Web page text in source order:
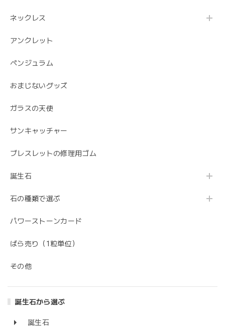
ネックレス
アンクレット
ペンジュラム
おまじないグッズ
ガラスの天使
サンキャッチャー
ブレスレットの修理用ゴム
誕生石
石の種類で選ぶ
パワーストーンカード
ばら売り（1粒単位）
その他
誕生石から選ぶ
誕生石